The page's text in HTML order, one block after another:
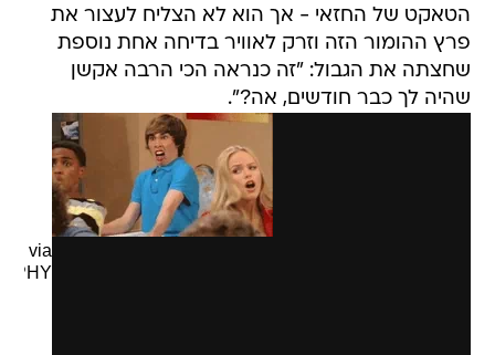
הטאקט של החזאי - אך הוא לא הצליח לעצור את
פרץ ההומור הזה וזרק לאוויר בדיחה אחת נוספת
שחצתה את הגבול: "זה כנראה הכי הרבה אקשן
שהיה לך כבר חודשים, אה?".
via